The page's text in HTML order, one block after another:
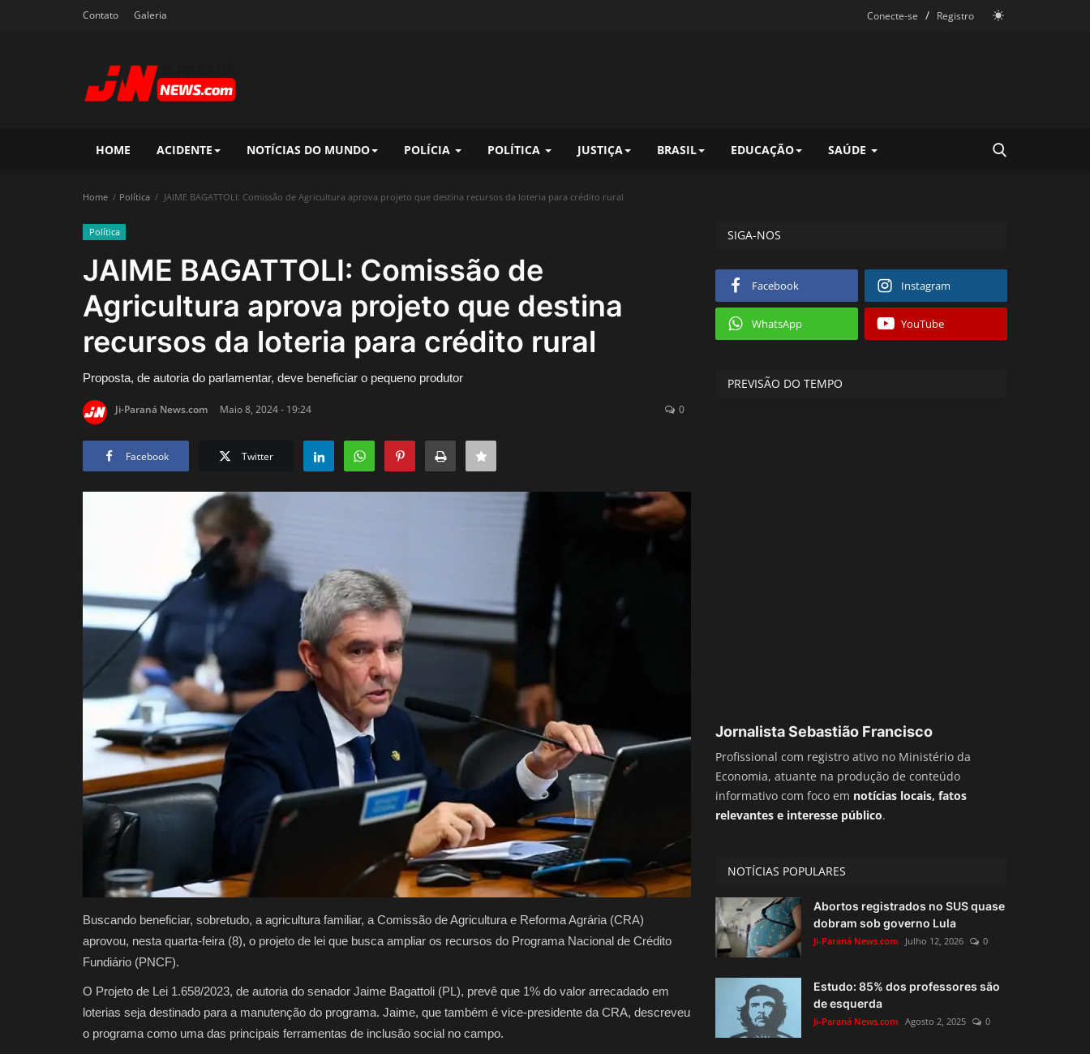
Contato Galeria Conecte-se / Registro
HOME ACIDENTE NOTÍCIAS DO MUNDO POLÍCIA POLÍTICA JUSTIÇA BRASIL EDUCAÇÃO SAÚDE
Home Política JAIME BAGATTOLI: Comissão de Agricultura aprova projeto que destina recursos da loteria para crédito rural
Política
JAIME BAGATTOLI: Comissão de
Agricultura aprova projeto que destina
recursos da loteria para crédito rural
Proposta, de autoria do parlamentar, deve beneficiar o pequeno produtor
Ji-Paraná News.com Maio 8, 2024 - 19:24 0
Facebook Twitter
Buscando beneficiar, sobretudo, a agricultura familiar, a Comissão de Agricultura e Reforma Agrária (CRA)
aprovou, nesta quarta-feira (8), o projeto de lei que busca ampliar os recursos do Programa Nacional de Crédito
Fundiário (PNCF).
O Projeto de Lei 1.658/2023, de autoria do senador Jaime Bagattoli (PL), prevê que 1% do valor arrecadado em
loterias seja destinado para a manutenção do programa. Jaime, que também é vice-presidente da CRA, descreveu
o programa como uma das principais ferramentas de inclusão social no campo.
SIGA-NOS
Facebook Instagram
WhatsApp YouTube
PREVISÃO DO TEMPO
Jornalista Sebastião Francisco
Profissional com registro ativo no Ministério da
Economia, atuante na produção de conteúdo
informativo com foco em notícias locais, fatos
relevantes e interesse público.
NOTÍCIAS POPULARES
Abortos registrados no SUS quase
dobram sob governo Lula
Ji-Paraná News.com Julho 12, 2026 0
Estudo: 85% dos professores são
de esquerda
Ji-Paraná News.com Agosto 2, 2025 0